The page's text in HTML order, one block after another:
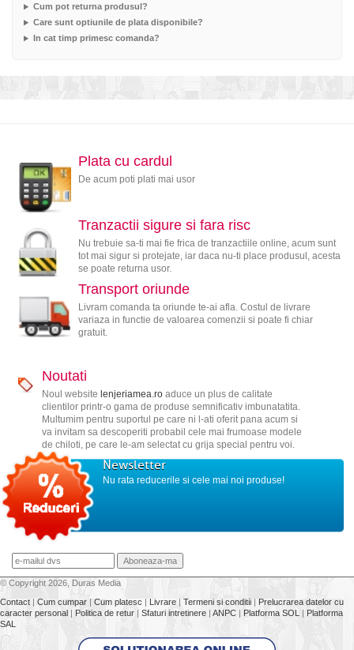
Cum pot returna produsul?
Care sunt optiunile de plata disponibile?
In cat timp primesc comanda?
Plata cu cardul
De acum poti plati mai usor
Tranzactii sigure si fara risc
Nu trebuie sa-ti mai fie frica de tranzactiile online, acum sunt
tot mai sigur si protejate, iar daca nu-ti place produsul, acesta
se poate returna usor.
Transport oriunde
Livram comanda ta oriunde te-ai afla. Costul de livrare
variaza in functie de valoarea comenzii si poate fi chiar
gratuit.
Noutati
Noul website lenjeriamea.roaduce un plus de calitate
clientilor printr-o gama de produse semnificativ imbunatatita.
Multumim pentru suportul pe care ni l-ati oferit pana acum si
va invitam sa descoperiti probabil cele mai frumoase modele
de chiloti, pe care le-am selectat cu grija special pentru voi.
Newsletter
Nu rata reducerile si cele mai noi produse!
© Copyright 2026, Duras Media
Contact | Cum cumpar | Cum platesc | Livrare | Termeni si conditii | Prelucrarea datelor cu
caracter personal | Politica de retur | Sfaturi intretinere | ANPC | Platforma SOL | Platforma
SAL